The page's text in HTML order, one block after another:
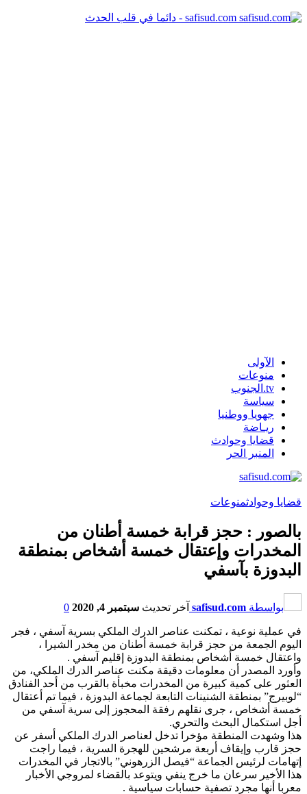
safisud.com - دائما في قلب الحدث
الآولى
منوعات
tv.الجنوب
سياسة
جهويا ووطنيا
ريـاضة
قضايا وحوادث
المنبر الحر
قضايا وحوادثمنوعات
بالصور : حجز قرابة خمسة أطنان من
المخدرات وإعتقال خمسة أشخاص بمنطقة
البدوزة بآسفي
بواسطة safisud.com آخر تحديث سبتمبر 4, 2020 0
في عملية نوعية ، تمكنت عناصر الدرك الملكي بسرية آسفي ، فجر
اليوم الجمعة من حجز قرابة خمسة أطنان من مخدر الشيرا ،
واعتقال خمسة أشخاص بمنطقة البدوزة إقليم آسفي .
وأورد المصدر أن معلومات دقيقة مكنت عناصر الدرك الملكي، من
العثور على كمية كبيرة من المخدرات مخبأة بالقرب من أحد الفنادق
“لوبيرج” بمنطقة الشنينات التابعة لجماعة البدوزة ، فيما تم أعتقال
خمسة أشخاص ، جرى نقلهم رفقة المحجوز إلى سرية آسفي من
أجل استكمال البحث والتحري.
هذا وشهدت المنطقة مؤخرا تدخل لعناصر الدرك الملكي أسفر عن
حجز قارب وإيقاف أربعة مرشحين للهجرة السرية ، فيما راجت
إتهامات لرئيس الجماعة “فيصل الزرهوني” بالاتجار في المخدرات
هذا الأخير سرعان ما خرج ينفي ويتوعد بالقضاء لمروجي الأخبار
معربا أنها مجرد تصفية حسابات سياسية .